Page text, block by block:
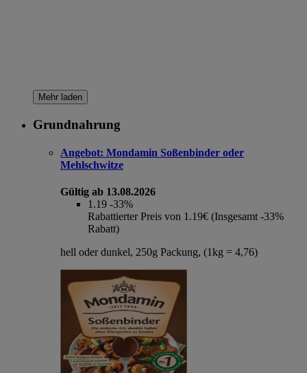
Mehr laden
Grundnahrung
Angebot: Mondamin Soßenbinder oder
Mehlschwitze
Gültig ab 13.08.2026
1.19 -33%
Rabattierter Preis von 1.19€ (Insgesamt -33%
Rabatt)
hell oder dunkel, 250g Packung, (1kg = 4,76)